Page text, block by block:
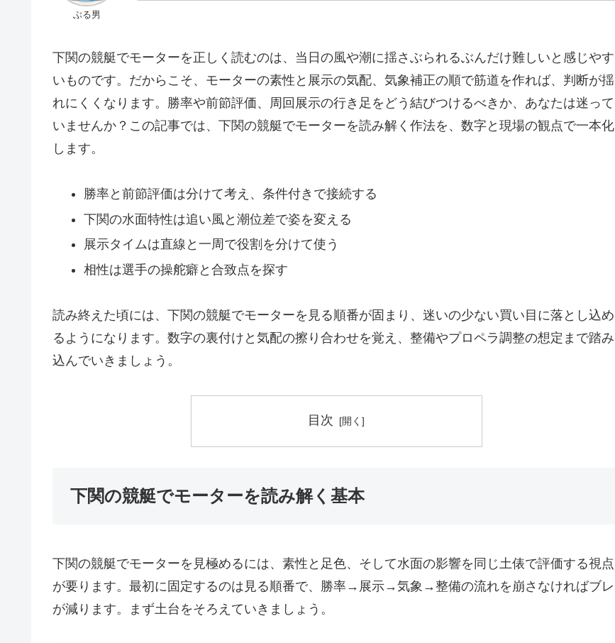
ぶる男
下関の競艇でモーターを正しく読むのは、当日の風や潮に揺さぶられるぶんだけ難しいと感じやす
いものです。だからこそ、モーターの素性と展示の気配、気象補正の順で筋道を作れば、判断が揺
れにくくなります。勝率や前節評価、周回展示の行き足をどう結びつけるべきか、あなたは迷って
いませんか？この記事では、下関の競艇でモーターを読み解く作法を、数字と現場の観点で一本化
します。
勝率と前節評価は分けて考え、条件付きで接続する
下関の水面特性は追い風と潮位差で姿を変える
展示タイムは直線と一周で役割を分けて使う
相性は選手の操舵癖と合致点を探す
読み終えた頃には、下関の競艇でモーターを見る順番が固まり、迷いの少ない買い目に落とし込め
るようになります。数字の裏付けと気配の擦り合わせを覚え、整備やプロペラ調整の想定まで踏み
込んでいきましょう。
目次
下関の競艇でモーターを読み解く基本
下関の競艇でモーターを見極めるには、素性と足色、そして水面の影響を同じ土俵で評価する視点
が要ります。最初に固定するのは見る順番で、勝率→展示→気象→整備の流れを崩さなければブレ
が減ります。まず土台をそろえていきましょう。